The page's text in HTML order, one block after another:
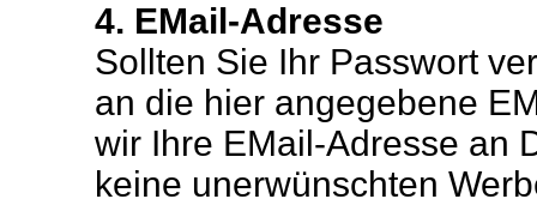
4. EMail-Adresse
Sollten Sie Ihr Passwort
an die hier angegebene
wir Ihre EMail-Adresse an
keine unerwünschten